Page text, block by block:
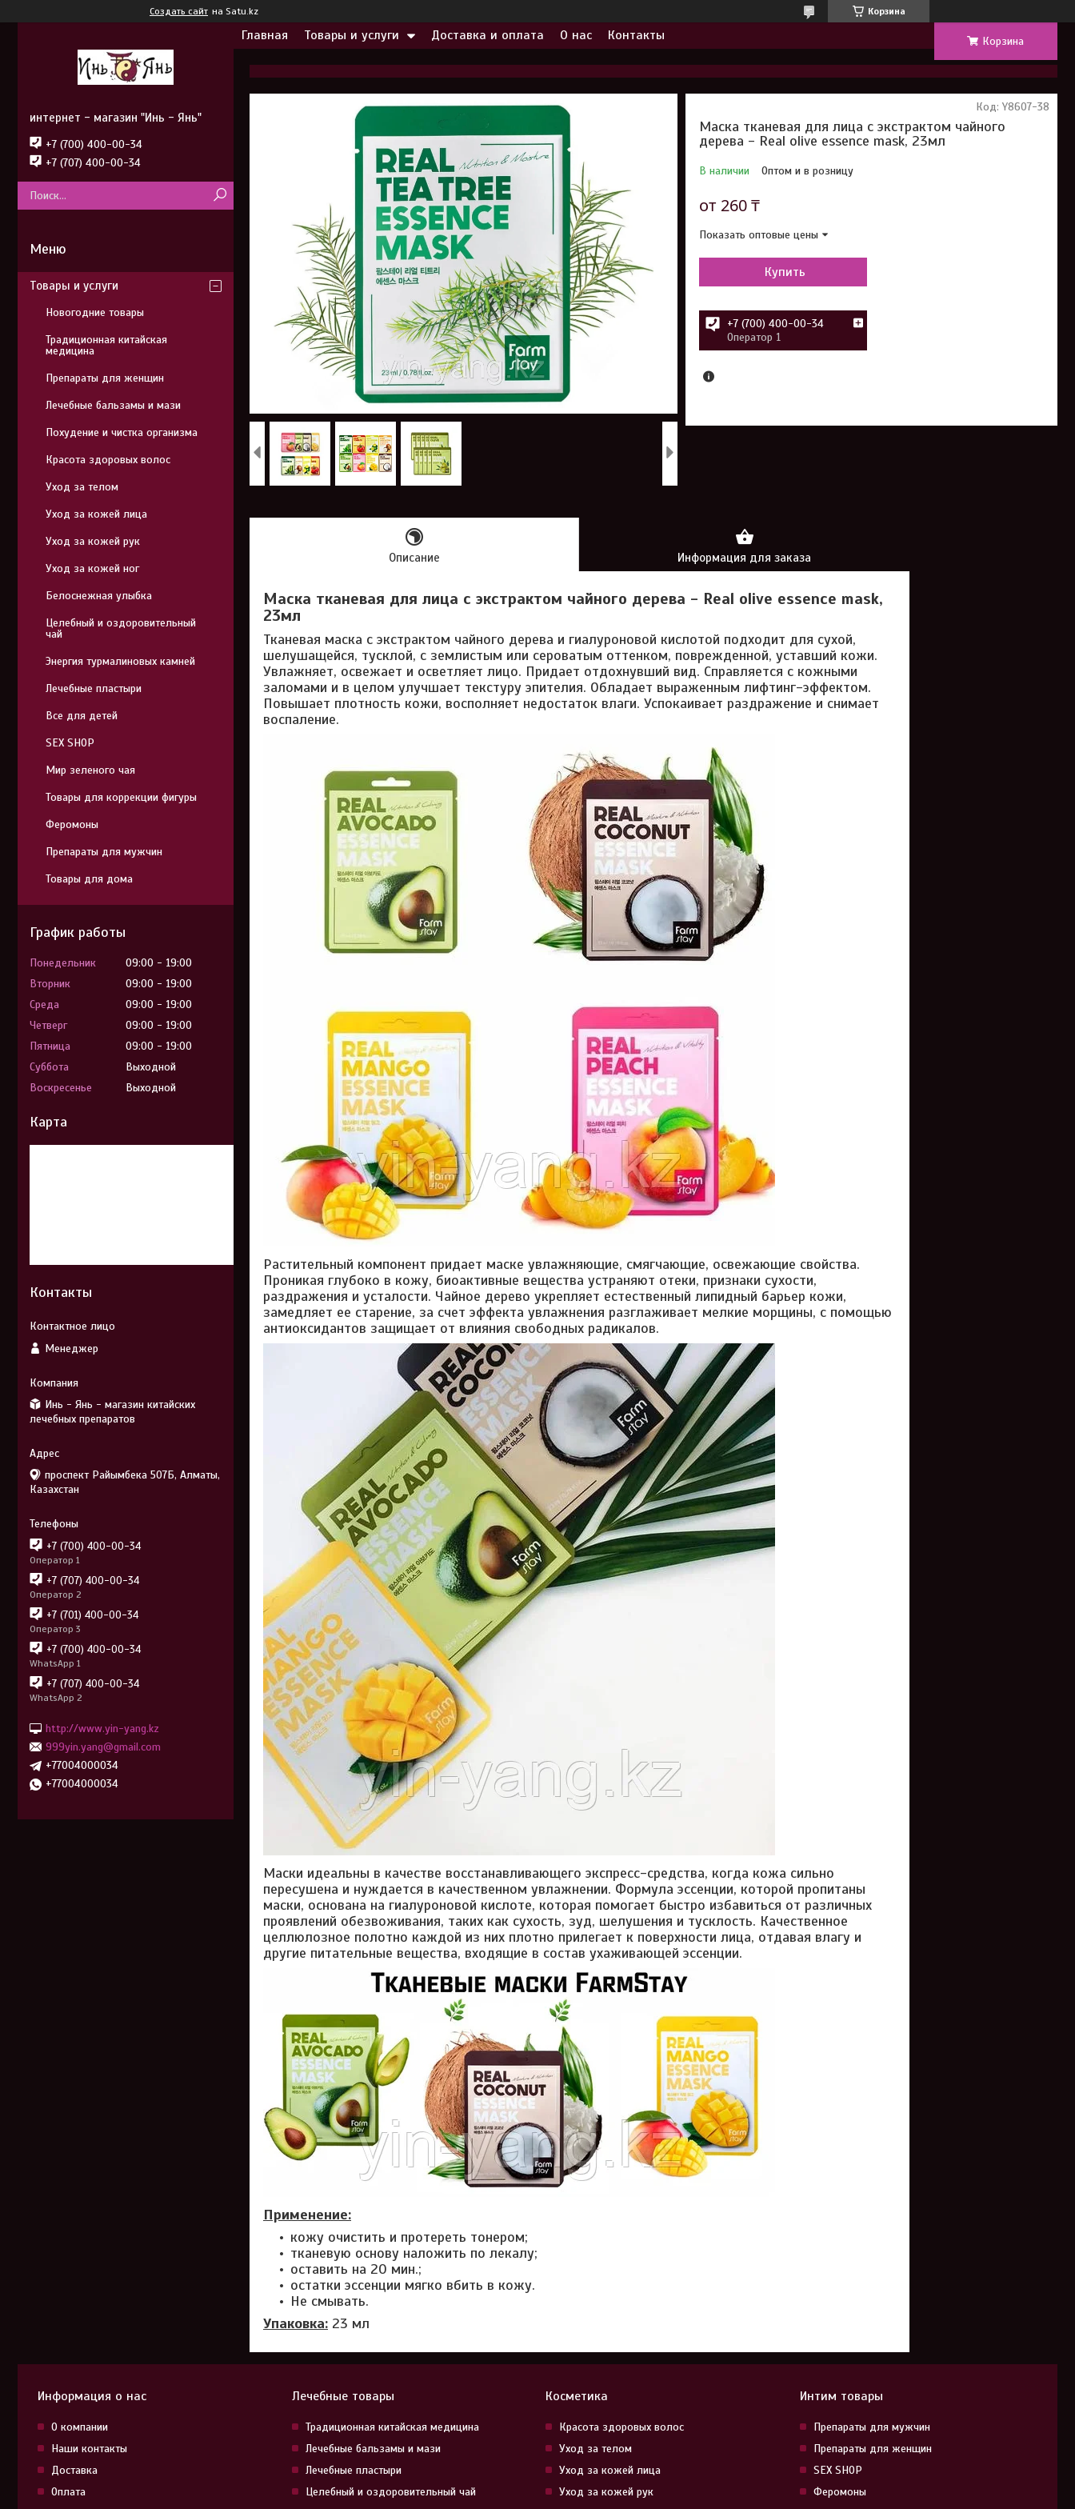
Создать сайт на Satu.kz Корзина
Главная Товары и услуги Доставка и оплата О нас Контакты Корзина
Маска тканевая для лица с экстрактом чайного
дерева - Real olive essence mask, 23мл
В наличии Оптом и в розницу
Код: Y8607-38
от 260 ₸
Показать оптовые цены
Купить
+7 (700) 400-00-34
Оператор 1
Описание Информация для заказа
Маска тканевая для лица с экстрактом чайного дерева - Real olive essence mask,
23мл
Тканевая маска с экстрактом чайного дерева и гиалуроновой кислотой подходит для сухой,
шелушащейся, тусклой, с землистым или сероватым оттенком, поврежденной, уставший кожи.
Увлажняет, освежает и осветляет лицо. Придает отдохнувший вид. Справляется с кожными
заломами и в целом улучшает текстуру эпителия. Обладает выраженным лифтинг-эффектом.
Повышает плотность кожи, восполняет недостаток влаги. Успокаивает раздражение и снимает
воспаление.
Растительный компонент придает маске увлажняющие, смягчающие, освежающие свойства.
Проникая глубоко в кожу, биоактивные вещества устраняют отеки, признаки сухости,
раздражения и усталости. Чайное дерево укрепляет естественный липидный барьер кожи,
замедляет ее старение, за счет эффекта увлажнения разглаживает мелкие морщины, с помощью
антиоксидантов защищает от влияния свободных радикалов.
Маски идеальны в качестве восстанавливающего экспресс-средства, когда кожа сильно
пересушена и нуждается в качественном увлажнении. Формула эссенции, которой пропитаны
маски, основана на гиалуроновой кислоте, которая помогает быстро избавиться от различных
проявлений обезвоживания, таких как сухость, зуд, шелушения и тусклость. Качественное
целлюлозное полотно каждой из них плотно прилегает к поверхности лица, отдавая влагу и
другие питательные вещества, входящие в состав ухаживающей эссенции.
Применение:
кожу очистить и протереть тонером;
тканевую основу наложить по лекалу;
оставить на 20 мин.;
остатки эссенции мягко вбить в кожу.
Не смывать.
Упаковка: 23 мл
интернет - магазин "Инь - Янь"
+7 (700) 400-00-34
+7 (707) 400-00-34
Товары и услуги
Новогодние товары
Традиционная китайская
медицина
Препараты для женщин
Лечебные бальзамы и мази
Похудение и чистка организма
Красота здоровых волос
Уход за телом
Уход за кожей лица
Уход за кожей рук
Уход за кожей ног
Белоснежная улыбка
Целебный и оздоровительный
чай
Энергия турмалиновых камней
Лечебные пластыри
Все для детей
SEX SHOP
Мир зеленого чая
Товары для коррекции фигуры
Феромоны
Препараты для мужчин
Товары для дома
График работы
Понедельник 09:00
19:00
Вторник
09:00
19:00
Среда
09:00
19:00
Четверг
09:00
19:00
Пятница
09:00
19:00
Суббота
Выходной
Воскресенье
Выходной
Карта
Контакты
Менеджер
Инь - Янь - магазин китайских
лечебных препаратов
проспект Райымбека 507Б, Алматы,
Казахстан
+7 (700) 400-00-34
Оператор 1
+7 (707) 400-00-34
Оператор 2
+7 (701) 400-00-34
Оператор 3
+7 (700) 400-00-34
WhatsApp 1
+7 (707) 400-00-34
WhatsApp 2
http://www.yin-yang.kz
999yin.yang@gmail.com
+77004000034
+77004000034
Информация о нас
О компании
Наши контакты
Доставка
Оплата
Лечебные товары
Традиционная китайская медицина
Лечебные бальзамы и мази
Лечебные пластыри
Целебный и оздоровительный чай
Косметика
Красота здоровых волос
Уход за телом
Уход за кожей лица
Уход за кожей рук
Интим товары
Препараты для мужчин
Препараты для женщин
SEX SHOP
Феромоны